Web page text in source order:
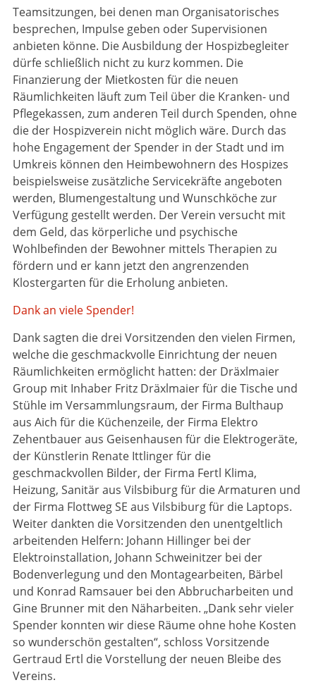
Teamsitzungen, bei denen man Organisatorisches
besprechen, Impulse geben oder Supervisionen
anbieten könne. Die Ausbildung der Hospizbegleiter
dürfe schließlich nicht zu kurz kommen. Die
Finanzierung der Mietkosten für die neuen
Räumlichkeiten läuft zum Teil über die Kranken- und
Pflegekassen, zum anderen Teil durch Spenden, ohne
die der Hospizverein nicht möglich wäre. Durch das
hohe Engagement der Spender in der Stadt und im
Umkreis können den Heimbewohnern des Hospizes
beispielsweise zusätzliche Servicekräfte angeboten
werden, Blumengestaltung und Wunschköche zur
Verfügung gestellt werden. Der Verein versucht mit
dem Geld, das körperliche und psychische
Wohlbefinden der Bewohner mittels Therapien zu
fördern und er kann jetzt den angrenzenden
Klostergarten für die Erholung anbieten.
Dank an viele Spender!
Dank sagten die drei Vorsitzenden den vielen Firmen,
welche die geschmackvolle Einrichtung der neuen
Räumlichkeiten ermöglicht hatten: der Dräxlmaier
Group mit Inhaber Fritz Dräxlmaier für die Tische und
Stühle im Versammlungsraum, der Firma Bulthaup
aus Aich für die Küchenzeile, der Firma Elektro
Zehentbauer aus Geisenhausen für die Elektrogeräte,
der Künstlerin Renate Ittlinger für die
geschmackvollen Bilder, der Firma Fertl Klima,
Heizung, Sanitär aus Vilsbiburg für die Armaturen und
der Firma Flottweg SE aus Vilsbiburg für die Laptops.
Weiter dankten die Vorsitzenden den unentgeltlich
arbeitenden Helfern: Johann Hillinger bei der
Elektroinstallation, Johann Schweinitzer bei der
Bodenverlegung und den Montagearbeiten, Bärbel
und Konrad Ramsauer bei den Abbrucharbeiten und
Gine Brunner mit den Näharbeiten. „Dank sehr vieler
Spender konnten wir diese Räume ohne hohe Kosten
so wunderschön gestalten“, schloss Vorsitzende
Gertraud Ertl die Vorstellung der neuen Bleibe des
Vereins.